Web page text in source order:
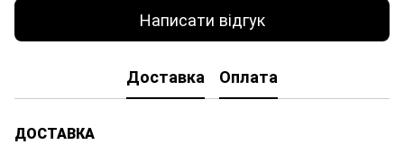
Написати відгук
Доставка Оплата
ДОСТАВКА